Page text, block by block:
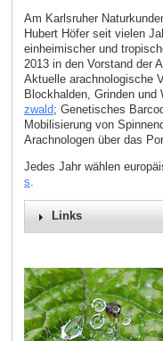
Am Karlsruher
Hubert Höfer seit vielen
einheimischer und
2013 in den Vorstand der
Aktuelle arachnologische
Blockhalden, Grinden und
zwald; Genetisches
Mobilisierung von
Arachnologen über das
Jedes Jahr wählen
s
Links